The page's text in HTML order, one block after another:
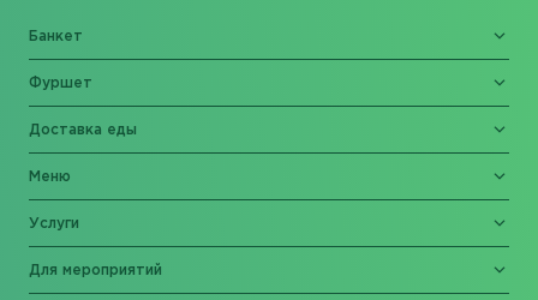
Банкет
Фуршет
Доставка еды
Меню
Услуги
Для мероприятий